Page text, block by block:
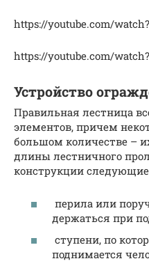
https://youtube.com/
https://youtube.com/
Устройство
Правильная лестница
элементов, причем
большом количестве –
длины лестничного
конструкции
перила или
держаться при
ступени, по
поднимается